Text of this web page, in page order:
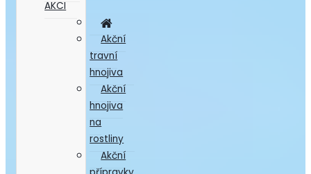
AKCI
Akční
travní
hnojiva
Akční
hnojiva
na
rostliny
Akční